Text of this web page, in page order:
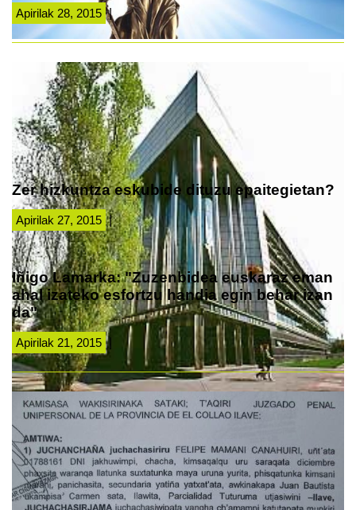
Apirilak 28, 2015 |
Zer hizkuntza eskubide dituzu epaitegietan?
Apirilak 27, 2015 |
Iñigo Lamarka: "Zuzenbidea euskaraz eman
ahal izateko esfortzu handia egin behar izan
da"
Apirilak 21, 2015 |